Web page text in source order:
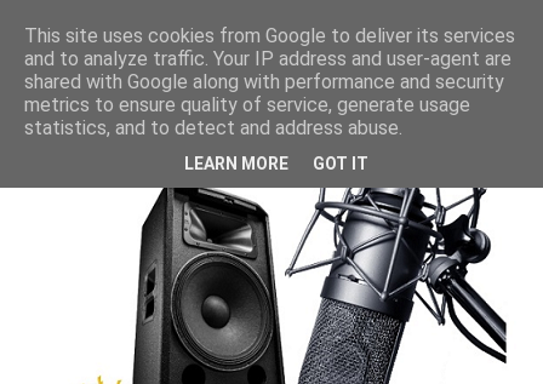
This site uses cookies from Google to deliver its services
and to analyze traffic. Your IP address and user-agent are
shared with Google along with performance and security
metrics to ensure quality of service, generate usage
statistics, and to detect and address abuse.
LEARN MORE GOT IT